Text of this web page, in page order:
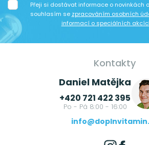
Přeji si dostávat informace o novinkách
souhlasím se zpracováním osobních
informací o speciálních
Kontakty
Daniel Matějka
+420 721 422 395
Po - Pá 8:00 - 16:00